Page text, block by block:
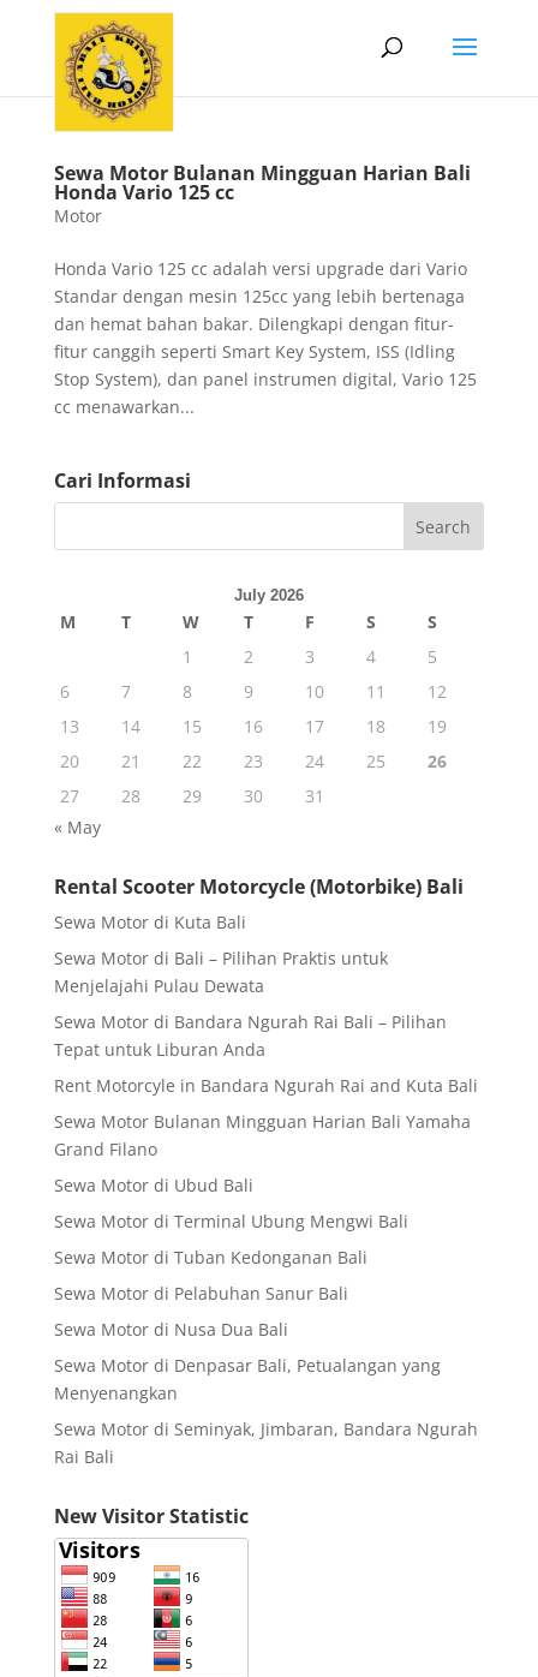
Sewa Motor Bulanan Mingguan Harian Bali
Honda Vario 125 cc
Motor
Honda Vario 125 cc adalah versi upgrade dari Vario
Standar dengan mesin 125cc yang lebih bertenaga
dan hemat bahan bakar. Dilengkapi dengan fitur-
fitur canggih seperti Smart Key System, ISS (Idling
Stop System), dan panel instrumen digital, Vario 125
cc menawarkan...
Cari Informasi
July 2026
M T W T F S
S
1
2 3 4
5
6
7 8 9 10 11
12
13
14 15 16 17 18
19
20
21 22 23 24 25
26
27
28 29 30
31
« May
Rental Scooter Motorcycle (Motorbike) Bali
Sewa Motor di Kuta Bali
Sewa Motor di Bali – Pilihan Praktis untuk
Menjelajahi Pulau Dewata
Sewa Motor di Bandara Ngurah Rai Bali – Pilihan
Tepat untuk Liburan Anda
Rent Motorcyle in Bandara Ngurah Rai and Kuta Bali
Sewa Motor Bulanan Mingguan Harian Bali Yamaha
Grand Filano
Sewa Motor di Ubud Bali
Sewa Motor di Terminal Ubung Mengwi Bali
Sewa Motor di Tuban Kedonganan Bali
Sewa Motor di Pelabuhan Sanur Bali
Sewa Motor di Nusa Dua Bali
Sewa Motor di Denpasar Bali, Petualangan yang
Menyenangkan
Sewa Motor di Seminyak, Jimbaran, Bandara Ngurah
Rai Bali
New Visitor Statistic